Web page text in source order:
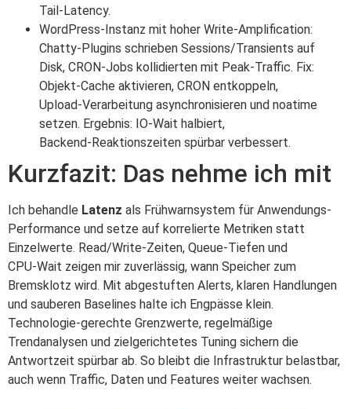
Tail‑Latency.
WordPress‑Instanz mit hoher Write‑Amplification:
Chatty‑Plugins schrieben Sessions/Transients auf
Disk, CRON‑Jobs kollidierten mit Peak‑Traffic. Fix:
Objekt‑Cache aktivieren, CRON entkoppeln,
Upload‑Verarbeitung asynchronisieren und noatime
setzen. Ergebnis: IO‑Wait halbiert,
Backend‑Reaktionszeiten spürbar verbessert.
Kurzfazit: Das nehme ich mit
Ich behandle Latenz als Frühwarnsystem für Anwendungs-
Performance und setze auf korrelierte Metriken statt
Einzelwerte. Read/Write‑Zeiten, Queue‑Tiefen und
CPU‑Wait zeigen mir zuverlässig, wann Speicher zum
Bremsklotz wird. Mit abgestuften Alerts, klaren Handlungen
und sauberen Baselines halte ich Engpässe klein.
Technologie‑gerechte Grenzwerte, regelmäßige
Trendanalysen und zielgerichtetes Tuning sichern die
Antwortzeit spürbar ab. So bleibt die Infrastruktur belastbar,
auch wenn Traffic, Daten und Features weiter wachsen.